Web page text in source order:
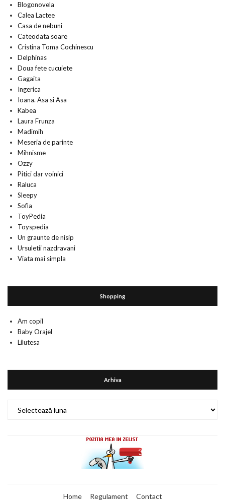
Blogonovela
Calea Lactee
Casa de nebuni
Cateodata soare
Cristina Toma Cochinescu
Delphinas
Doua fete cucuiete
Gagaita
Ingerica
Ioana. Asa si Asa
Kabea
Laura Frunza
Madimih
Meseria de parinte
Mihnisme
Ozzy
Pitici dar voinici
Raluca
Sleepy
Sofia
ToyPedia
Toyspedia
Un graunte de nisip
Ursuletii nazdravani
Viata mai simpla
Shopping
Am copil
Baby Orajel
Lilutesa
Arhiva
Home Regulament Contact